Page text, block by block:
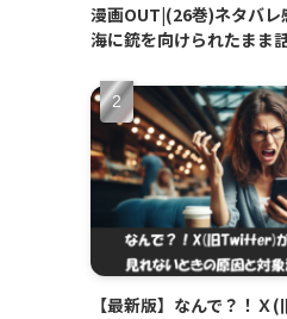
漫画OUT|(26巻)ネタバレ
海に銃を向けられたまま
【最新版】なんで？！